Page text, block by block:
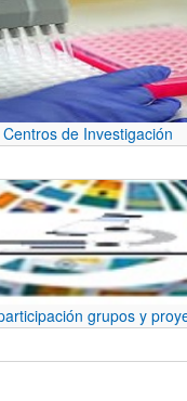
Centros de Investigación
grupos y